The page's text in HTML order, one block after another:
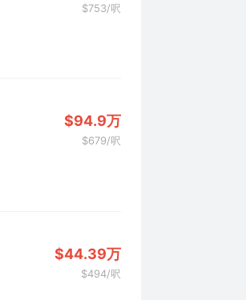
$753/呎
$94.9万
$679/呎
$44.39万
$494/呎